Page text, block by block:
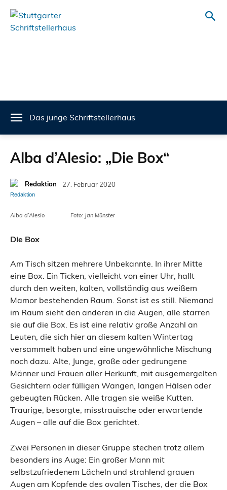
Das junge Schriftstellerhaus
Alba d’Alesio: „Die Box“
Redaktion 27. Februar 2020
Alba d’Alesio Foto: Jan Münster
Die Box
Am Tisch sitzen mehrere Unbekannte. In ihrer Mitte
eine Box. Ein Ticken, vielleicht von einer Uhr, hallt
durch den weiten, kalten, vollständig aus weißem
Mamor bestehenden Raum. Sonst ist es still. Niemand
im Raum sieht den anderen in die Augen, alle starren
sie auf die Box. Es ist eine relativ große Anzahl an
Leuten, die sich hier an diesem kalten Wintertag
versammelt haben und eine ungewöhnliche Mischung
noch dazu. Alte, Junge, große oder gedrungene
Männer und Frauen aller Herkunft, mit ausgemergelten
Gesichtern oder fülligen Wangen, langen Hälsen oder
gebeugten Rücken. Alle tragen sie weiße Kutten.
Traurige, besorgte, misstrauische oder erwartende
Augen – alle auf die Box gerichtet.
Zwei Personen in dieser Gruppe stechen trotz allem
besonders ins Auge: Ein großer Mann mit
selbstzufriedenem Lächeln und strahlend grauen
Augen am Kopfende des ovalen Tisches, der die Box